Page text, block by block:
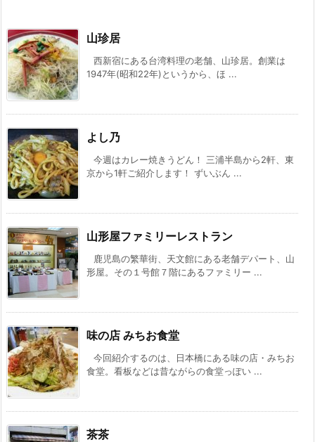
山珍居
西新宿にある台湾料理の老舗、山珍居。創業は
1947年(昭和22年)というから、ほ ...
よし乃
今週はカレー焼きうどん！ 三浦半島から2軒、東
京から1軒ご紹介します！ ずいぶん ...
山形屋ファミリーレストラン
鹿児島の繁華街、天文館にある老舗デパート、山
形屋。その１号館７階にあるファミリー ...
味の店 みちお食堂
今回紹介するのは、日本橋にある味の店・みちお
食堂。看板などは昔ながらの食堂っぽい ...
茶茶